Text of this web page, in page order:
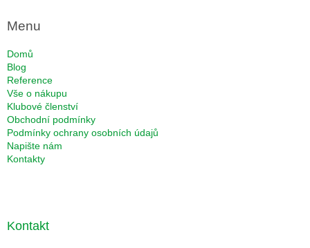
Menu
Domů
Blog
Reference
Vše o nákupu
Klubové členství
Obchodní podmínky
Podmínky ochrany osobních údajů
Napište nám
Kontakty
Kontakt